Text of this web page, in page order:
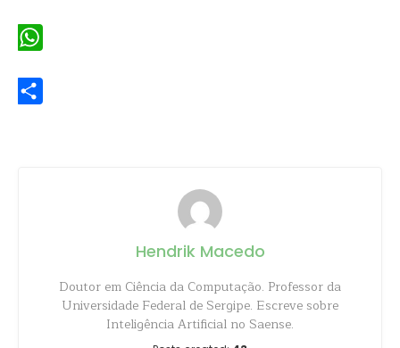
Hendrik Macedo
Doutor em Ciência da Computação. Professor da
Universidade Federal de Sergipe. Escreve sobre
Inteligência Artificial no Saense.